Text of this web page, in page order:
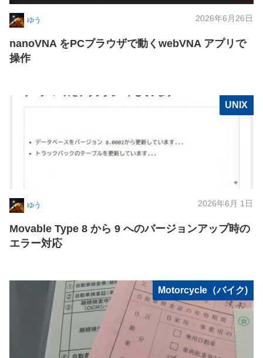
ゆう 2026年6月26日
nanoVNA をPCブラウザで動くwebVNA アプリで
操作
UNIX
ゆう 2026年6月 1日
Movable Type 8 から 9 へのバージョンアップ時の
エラー対応
Motorcycle（バイク)